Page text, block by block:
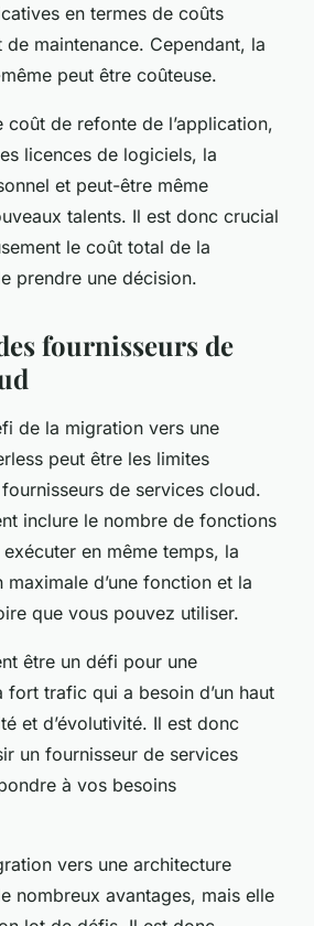
en termes de coûts
de maintenance. Cependant, la
peut être coûteuse.
coût de refonte de l’application,
licences de logiciels, la
et peut-être même
talents. Il est donc crucial
le coût total de la
prendre une décision.
fournisseurs de
de la migration vers une
peut être les limites
de services cloud.
inclure le nombre de fonctions
en même temps, la
maximale d’une fonction et la
que vous pouvez utiliser.
être un défi pour une
trafic qui a besoin d’un haut
et d’évolutivité. Il est donc
un fournisseur de services
à vos besoins
vers une architecture
nombreux avantages, mais elle